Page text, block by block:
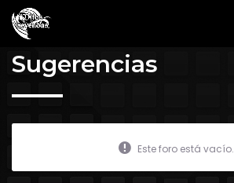
Skip to main content
Foro Oficial JES
Sugerencias
Este foro está vacío.